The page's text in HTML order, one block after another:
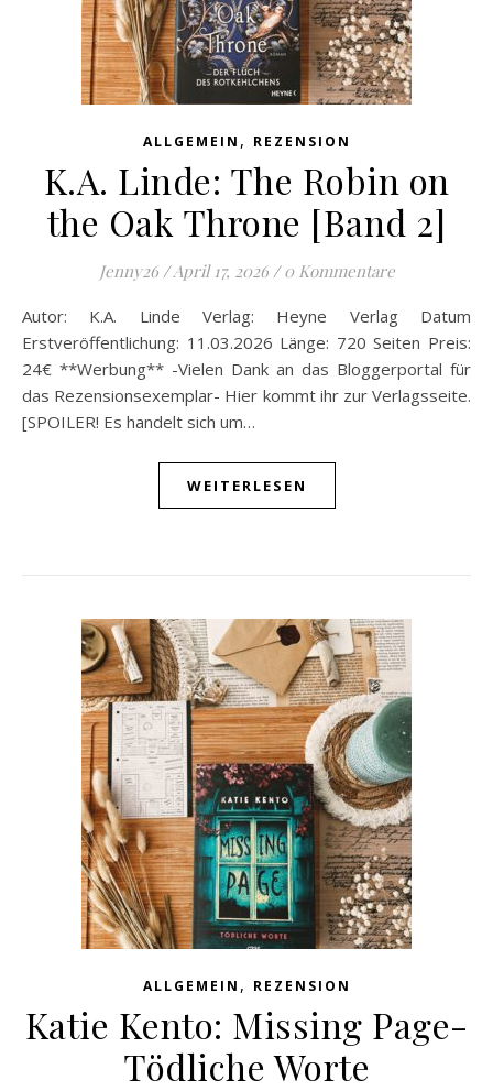
ALLGEMEIN , REZENSION
K.A. Linde: The Robin on
the Oak Throne [Band 2]
Jenny26 /April 17, 2026 / 0 Kommentare
Autor: K.A. Linde Verlag: Heyne Verlag Datum
Erstveröffentlichung: 11.03.2026 Länge: 720 Seiten Preis:
24€ **Werbung** -Vielen Dank an das Bloggerportal für
das Rezensionsexemplar- Hier kommt ihr zur Verlagsseite.
[SPOILER! Es handelt sich um…
WEITERLESEN
ALLGEMEIN , REZENSION
Katie Kento: Missing Page-
Tödliche Worte